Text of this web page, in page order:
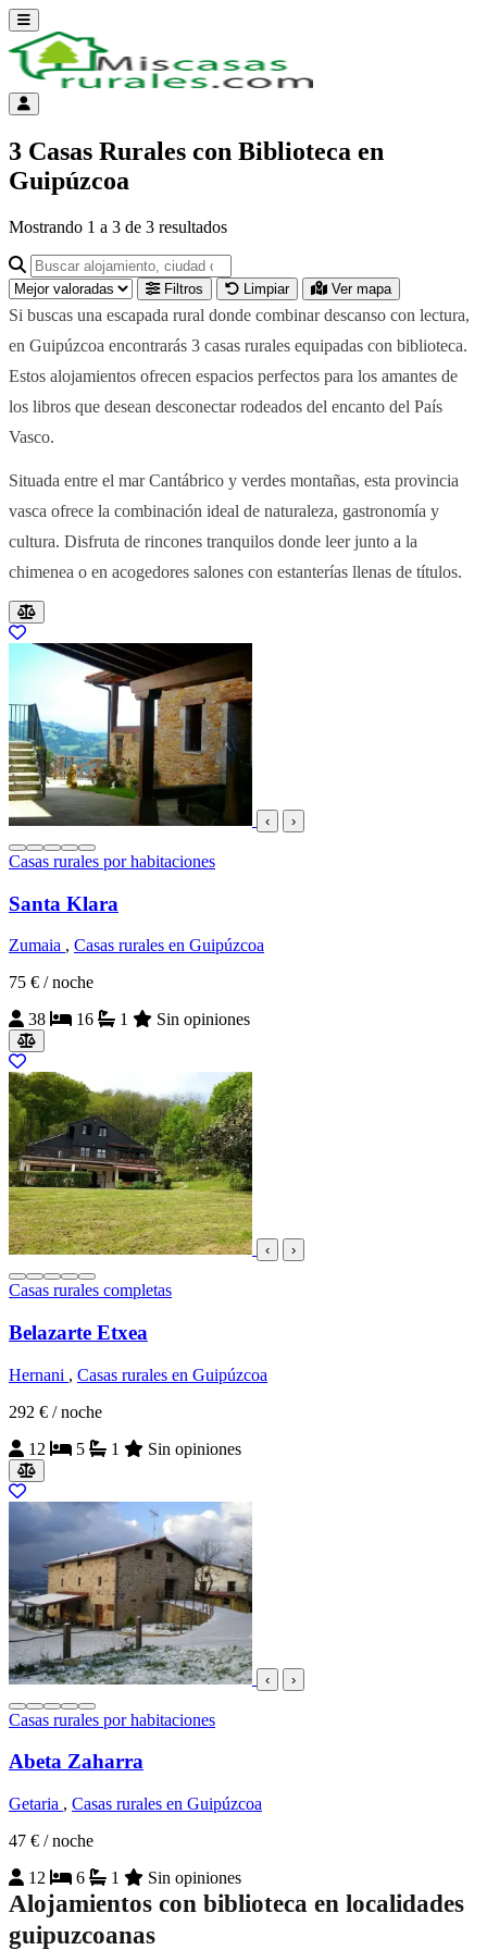
Abrir menú
Menú de cuenta
3 Casas Rurales con Biblioteca en
Guipúzcoa
Mostrando 1 a 3 de 3 resultados
Buscar alojamiento, ciudad o provincia para ir a su página
Filtros Limpiar Ver mapa
Si buscas una escapada rural donde combinar descanso con lectura,
en Guipúzcoa encontrarás 3 casas rurales equipadas con biblioteca.
Estos alojamientos ofrecen espacios perfectos para los amantes de
los libros que desean desconectar rodeados del encanto del País
Vasco.
Situada entre el mar Cantábrico y verdes montañas, esta provincia
vasca ofrece la combinación ideal de naturaleza, gastronomía y
cultura. Disfruta de rincones tranquilos donde leer junto a la
chimenea o en acogedores salones con estanterías llenas de títulos.
Resultados del listado
‹ ›
Casas rurales por habitaciones
Santa Klara
Zumaia , Casas rurales en Guipúzcoa
75 € / noche
38
16 1 Sin opiniones
‹ ›
Casas rurales completas
Belazarte Etxea
Hernani , Casas rurales en Guipúzcoa
292 € / noche
12
5 1 Sin opiniones
‹ ›
Casas rurales por habitaciones
Abeta Zaharra
Getaria , Casas rurales en Guipúzcoa
47 € / noche
12
6 1 Sin opiniones
Alojamientos con biblioteca en localidades
guipuzcoanas